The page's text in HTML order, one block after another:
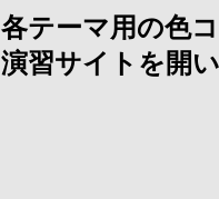
各テーマ用の色
演習サイトを開